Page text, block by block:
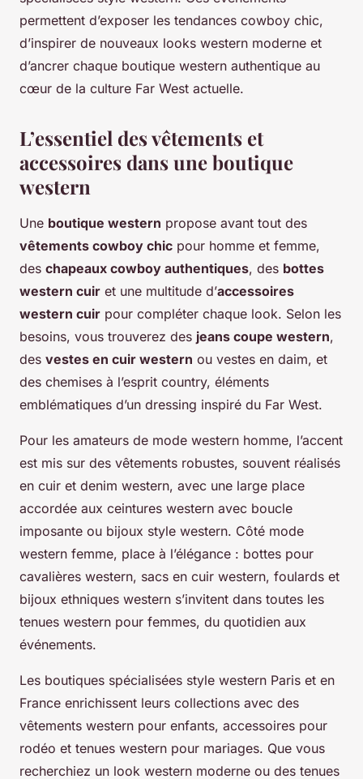
permettent d’exposer les tendances cowboy chic,
d’inspirer de nouveaux looks western moderne et
d’ancrer chaque boutique western authentique au
cœur de la culture Far West actuelle.
L’essentiel des vêtements et
accessoires dans une boutique
western
Une boutique western propose avant tout des
vêtements cowboy chic pour homme et femme,
des chapeaux cowboy authentiques, des bottes
western cuir et une multitude d’accessoires
western cuir pour compléter chaque look. Selon les
besoins, vous trouverez des jeans coupe western,
des vestes en cuir western ou vestes en daim, et
des chemises à l’esprit country, éléments
emblématiques d’un dressing inspiré du Far West.
Pour les amateurs de mode western homme, l’accent
est mis sur des vêtements robustes, souvent réalisés
en cuir et denim western, avec une large place
accordée aux ceintures western avec boucle
imposante ou bijoux style western. Côté mode
western femme, place à l’élégance : bottes pour
cavalières western, sacs en cuir western, foulards et
bijoux ethniques western s’invitent dans toutes les
tenues western pour femmes, du quotidien aux
événements.
Les boutiques spécialisées style western Paris et en
France enrichissent leurs collections avec des
vêtements western pour enfants, accessoires pour
rodéo et tenues western pour mariages. Que vous
recherchiez un look western moderne ou des tenues